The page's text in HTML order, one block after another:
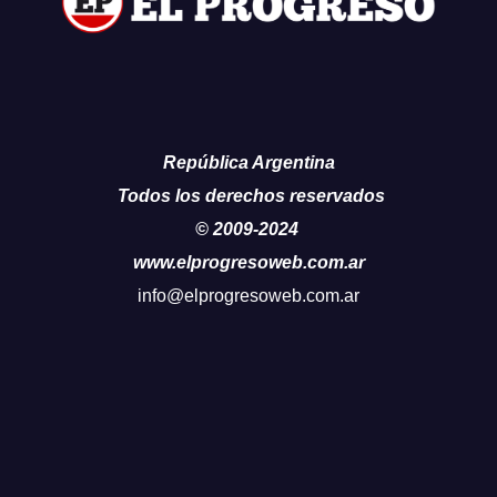
República Argentina
Todos los derechos reservados
© 2009-2024
www.elprogresoweb.com.ar
info@elprogresoweb.com.ar